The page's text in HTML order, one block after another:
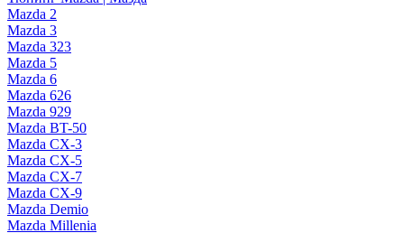
Mazda 2
Mazda 3
Mazda 323
Mazda 5
Mazda 6
Mazda 626
Mazda 929
Mazda BT-50
Mazda CX-3
Mazda CX-5
Mazda CX-7
Mazda CX-9
Mazda Demio
Mazda Millenia